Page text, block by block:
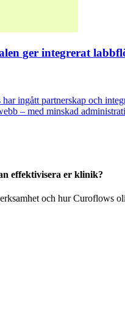
ger integrerat
ingått partnerskap och
– med minskad
effektivisera er klinik?
och hur Curoflows